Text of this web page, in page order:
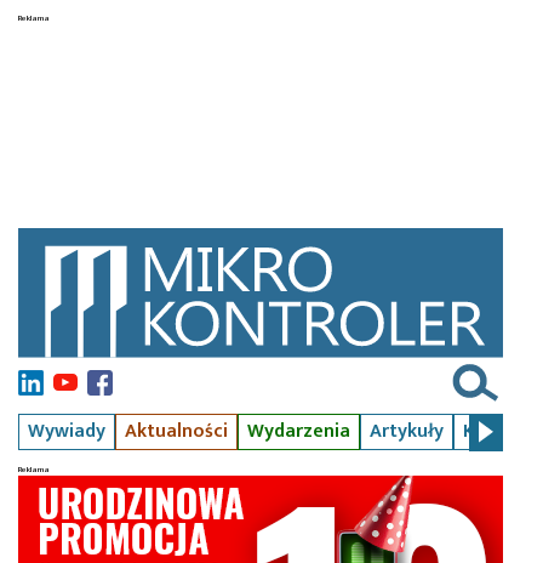
Wywiady Aktualności Wydarzenia Artykuły Kursy